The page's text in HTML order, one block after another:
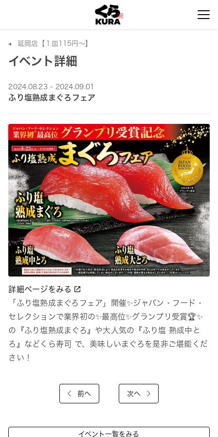
延岡店【１皿115円～】
イベント詳細
2024.08.23 - 2024.09.01
ふり塩熟成まぐろフェア
詳細ページをみる
「ふり塩熟成まぐろフェア」開催✨ジャパン・フード・
セレクションで業界初の✨最高位✨グランプリ受賞🏆✨
の『ふり塩熟成まぐろ』や大人気の『ふり塩 熟成中と
ろ』などくら寿司 で、美味しいまぐろを是非ご堪能くだ
さい！
前へ 次へ
イベント一覧をみる